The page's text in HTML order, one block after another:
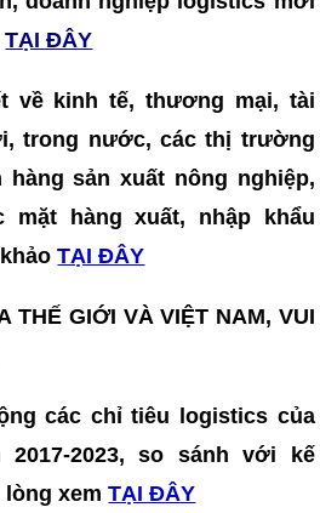
TẠI ĐÂY
về kinh tế, thương mại, tài
trong nước, các thị trường
hàng sản xuất nông nghiệp,
mặt hàng xuất, nhập khẩu
TẠI ĐÂY
THẾ GIỚI VÀ VIỆT NAM, VUI
các chỉ tiêu logistics của
2017-2023, so sánh với kế
lòng xemTẠI ĐÂY